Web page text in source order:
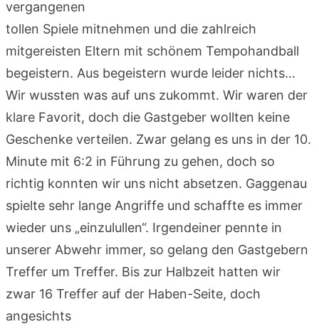
vergangenen
tollen Spiele mitnehmen und die zahlreich
mitgereisten Eltern mit schönem Tempohandball
begeistern. Aus begeistern wurde leider nichts…
Wir wussten was auf uns zukommt. Wir waren der
klare Favorit, doch die Gastgeber wollten keine
Geschenke verteilen. Zwar gelang es uns in der 10.
Minute mit 6:2 in Führung zu gehen, doch so
richtig konnten wir uns nicht absetzen. Gaggenau
spielte sehr lange Angriffe und schaffte es immer
wieder uns „einzulullen“. Irgendeiner pennte in
unserer Abwehr immer, so gelang den Gastgebern
Treffer um Treffer. Bis zur Halbzeit hatten wir
zwar 16 Treffer auf der Haben-Seite, doch
angesichts